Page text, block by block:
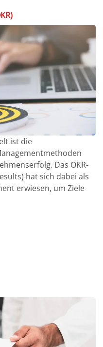
ist die
Das OKR-
hat sich dabei als
erwiesen, um Ziele